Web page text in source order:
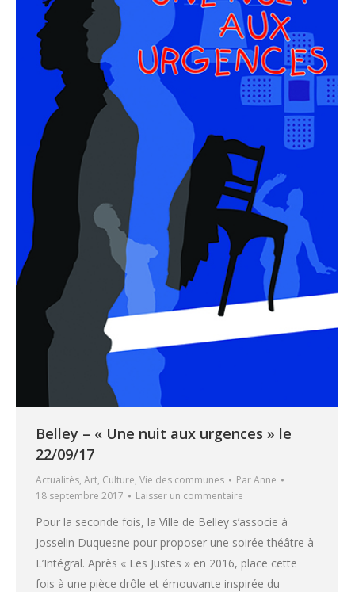
Belley – « Une nuit aux urgences » le
22/09/17
Actualités, Art, Culture, Vie des communes ParAnne
18 septembre 2017
Laisser un commentaire
Pour la seconde fois, la Ville de Belley s’associe à
Josselin Duquesne pour proposer une soirée théâtre à
L’Intégral. Après « Les Justes » en 2016, place cette
fois à une pièce drôle et émouvante inspirée du